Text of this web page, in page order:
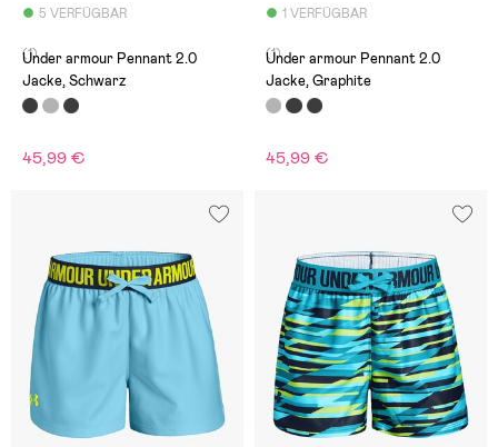
5 VERFÜGBAR
(1)
Under armour Pennant 2.0
Jacke, Schwarz
45,99 €
1 VERFÜGBAR
(1)
Under armour Pennant 2.0
Jacke, Graphite
45,99 €